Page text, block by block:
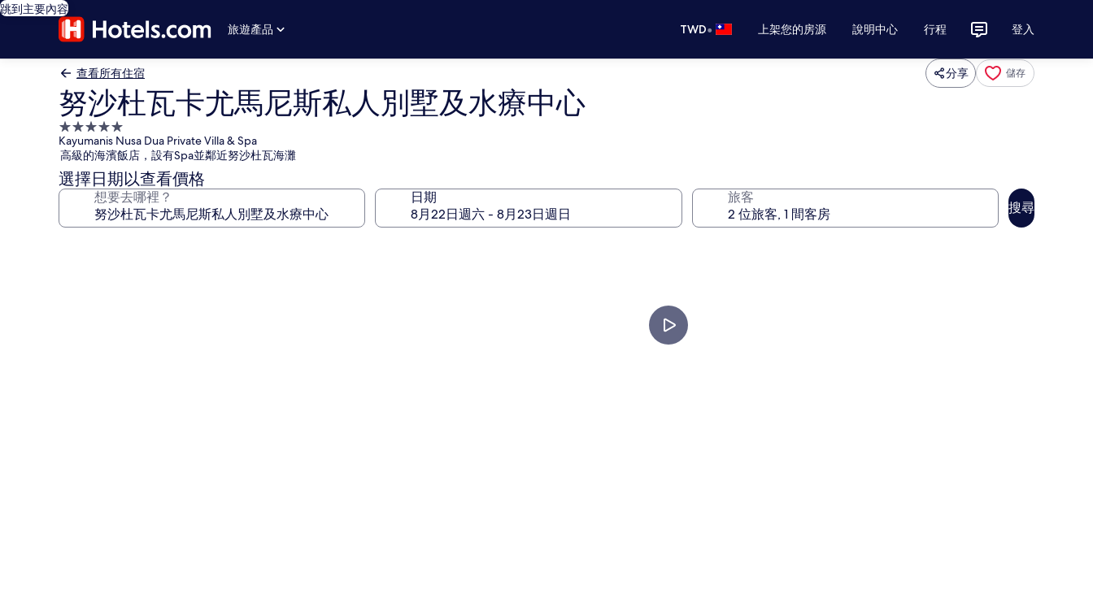
跳到主要內容
旅遊產品
TWD• 上架您的房源 說明中心 行程 登入
查看所有住宿 分享 儲存
努沙杜瓦卡尤馬尼斯私人別墅及水療中心
5.0
星
級
住
宿
Kayumanis Nusa Dua Private Villa & Spa
高級的海濱飯店，設有Spa並鄰近努沙杜瓦海灘
選擇日期以查看價格
想要去哪裡？ 日期 旅客
搜尋